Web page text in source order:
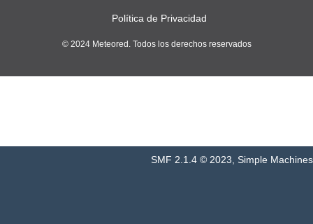
Política de Privacidad
© 2024 Meteored. Todos los derechos reservados
SMF 2.1.4 © 2023, Simple Machines